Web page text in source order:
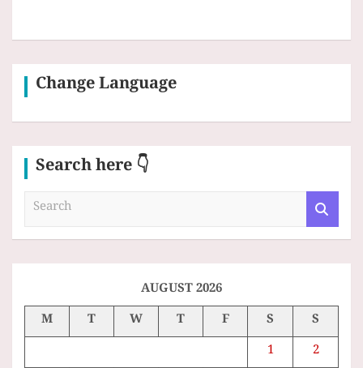
Change Language
Search here 👇
AUGUST 2026
M
T W T F S
S
1
2